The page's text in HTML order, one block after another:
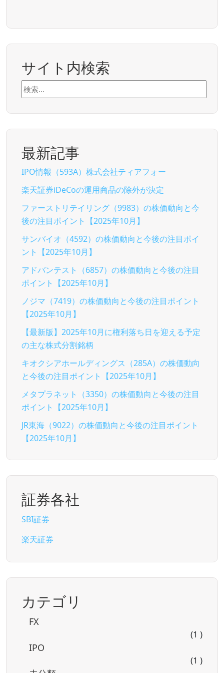
サイト内検索
検
索:
最新記事
IPO情報（593A）株式会社ティアフォー
楽天証券iDeCoの運用商品の除外が決定
ファーストリテイリング（9983）の株価動向と今
後の注目ポイント【2025年10月】
サンバイオ（4592）の株価動向と今後の注目ポイ
ント【2025年10月】
アドバンテスト（6857）の株価動向と今後の注目
ポイント【2025年10月】
ノジマ（7419）の株価動向と今後の注目ポイント
【2025年10月】
【最新版】2025年10月に権利落ち日を迎える予定
の主な株式分割銘柄
キオクシアホールディングス（285A）の株価動向
と今後の注目ポイント【2025年10月】
メタプラネット（3350）の株価動向と今後の注目
ポイント【2025年10月】
JR東海（9022）の株価動向と今後の注目ポイント
【2025年10月】
証券各社
SBI証券
楽天証券
カテゴリ
FX
(1 )
IPO
(1 )